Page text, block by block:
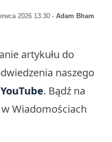
2026 13:30 - Adam Bham
artykułu do
naszego
YouTube. Bądź na
Wiadomościach